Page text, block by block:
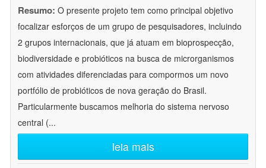
Resumo: O presente projeto tem como principal objetivo
focalizar esforços de um grupo de pesquisadores, incluindo
2 grupos internacionais, que já atuam em bioprospecção,
biodiversidade e probióticos na busca de microrganismos
com atividades diferenciadas para compormos um novo
portfólio de probióticos de nova geração do Brasil.
Particularmente buscamos melhoria do sistema nervoso
central (...
leia mais